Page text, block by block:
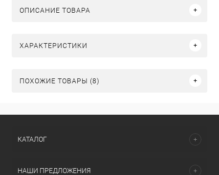
ОПИСАНИЕ ТОВАРА
ХАРАКТЕРИСТИКИ
ПОХОЖИЕ ТОВАРЫ (8)
КАТАЛОГ
НАШИ ПРЕДЛОЖЕНИЯ